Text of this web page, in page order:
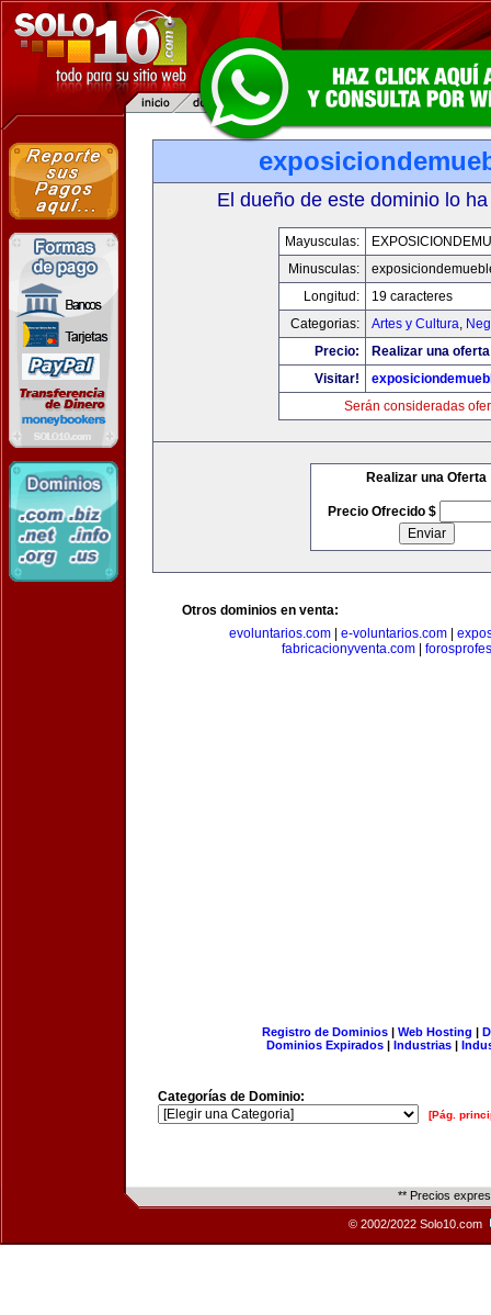
El dueño de este dominio lo
Mayusculas:
Minusculas:
Longitud:
19 caracteres
Categorias:
Artes y Cultura,
Precio:
Realizar una
Visitar!
Serán consideradas
Realizar una Oferta
Precio Ofrecido $
Otros dominios en venta:
evoluntarios.com
e-voluntarios.com
fabricacionyventa.com
Registro de Dominios| Web Hosting |
Dominios Expirados | Industrias |
Categorías de Dominio:
[Pág.
** Precios
© 2002/2022 Solo10.com